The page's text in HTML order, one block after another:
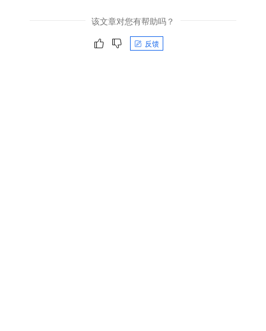
该文章对您有帮助吗？
反馈